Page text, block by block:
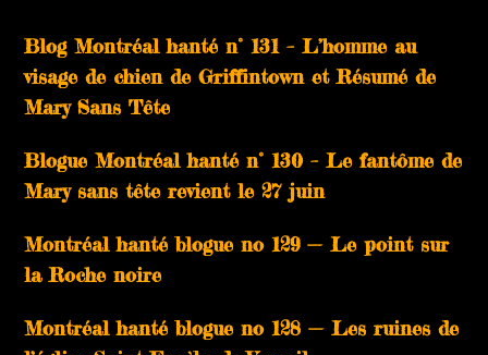
Blog Montréal hanté n° 131 – L’homme au
visage de chien de Griffintown et Résumé de
Mary Sans Tête
Blogue Montréal hanté n° 130 – Le fantôme de
Mary sans tête revient le 27 juin
Montréal hanté blogue no 129 — Le point sur
la Roche noire
Montréal hanté blogue no 128 — Les ruines de